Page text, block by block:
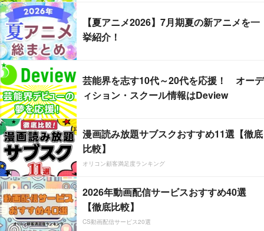
【夏アニメ2026】7月期夏の新アニメを一
挙紹介！
芸能界を志す10代～20代を応援！ オーデ
ィション・スクール情報はDeview
漫画読み放題サブスクおすすめ11選【徹底
比較】
オリコン顧客満足度ランキング
2026年動画配信サービスおすすめ40選
【徹底比較】
CS動画配信サービス20選